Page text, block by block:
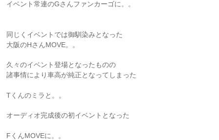
イベント常連のGさんファンカーゴに。。
同じくイベントでは御馴染みとなった
大阪のHさんMOVE。。
久々のイベント登場となったものの
諸事情により車高が純正となってしまった
Tくんのミラと。。
オーディオ完成後の初イベントとなった
FくんMOVEに。。